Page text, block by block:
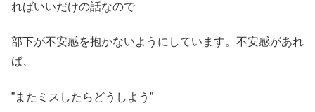
ればいいだけの話なので
部下が不安感を抱かないようにしています。不安感があれ
ば、
”またミスしたらどうしよう”